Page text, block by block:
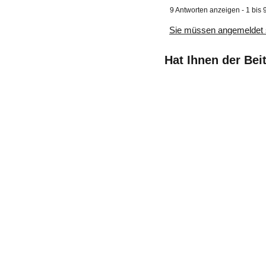
9 Antworten anzeigen - 1 bis
Sie müssen
Hat Ihnen der